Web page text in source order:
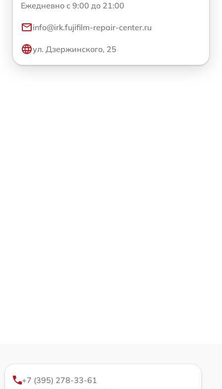
Ежедневно с 9:00 до 21:00
info@irk.fujifilm-repair-center.ru
ул. Дзержинского, 25
+7 (395) 278-33-61